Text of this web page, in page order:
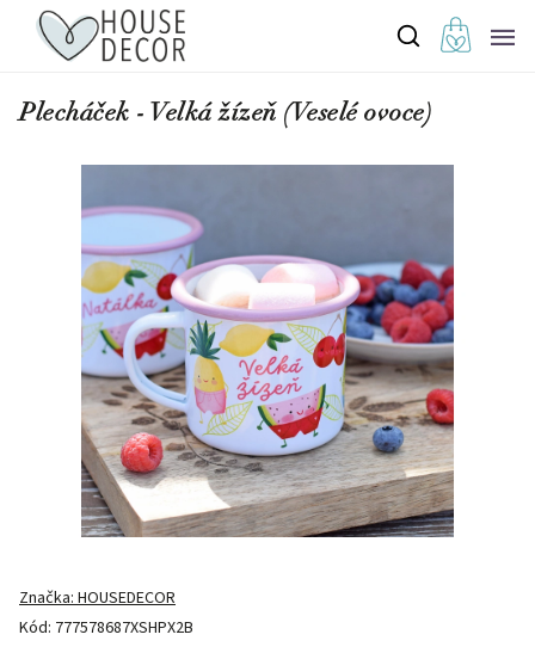
Plecháček - Velká žízeň (Veselé ovoce)
Kód: 777578687XSHPX2B
Značka:HOUSEDECOR